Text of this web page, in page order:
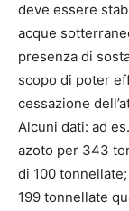
deve essere
acque
presenza di
scopo di poter
cessazione
Alcuni dati: ad
azoto per 343
di 100
199 tonnellate